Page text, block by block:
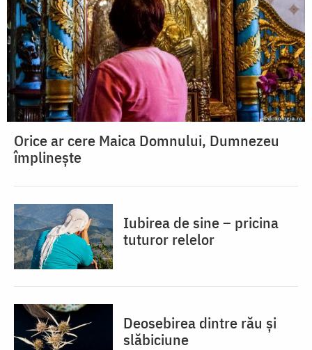
Orice ar cere Maica Domnului, Dumnezeu
împlinește
Iubirea de sine – pricina
tuturor relelor
Deosebirea dintre rău și
slăbiciune